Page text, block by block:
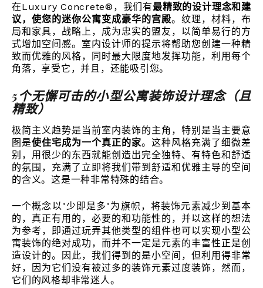
在Luxury Concrete®，我们有最精致的设计理念和建
议，使您的迷你公寓变成豪华的宫殿。纹理，材料，布
局和家具，战略上，成为忠实的盟友，以简单易行的方
式增加空间感。室内设计师的提示将帮助您创建一种精
致而优雅的风格，同时最大限度地发挥功能，利用每个
角落，享受它，并且，还能吸引您。
5个无懈可击的小型公寓装饰设计理念（且
精致）
极简主义趋势是当前室内装饰的主角，特别是当主要意
图是使住宅成为一个真正的家。这种风格充满了细微差
别，用很少的东西就能创造出完全独特、有特色和舒适
的氛围，充满了立即将我们带到舒适和优雅主导的空间
的含义。这是一种非常特殊的结合。
一个概念以"少即是多"为旗帜，将装饰元素减少到基本
的，真正有用的，必要的和功能性的，并以这样的想法
为参考，即通过玩弄其他类型的组件也可以实现小型公
寓装饰的绝对成功，而并不一定是元素的丰富性正是创
造设计的。因此，我们得到的是小空间，但利用得非常
好，因为它们没有被过多的装饰元素过度装饰，然而，
它们的风格却非常迷人。